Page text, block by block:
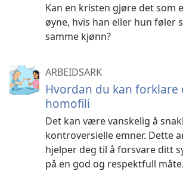
Kan en kristen gjøre det som
øyne, hvis han eller hun føler
samme kjønn?
ARBEIDSARK
Hvordan du kan forklare
homofili
Det kan være vanskelig å
kontroversielle emner. Dette
hjelper deg til å forsvare ditt
på en god og respektfull måte.